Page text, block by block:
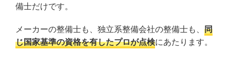
備士だけです。
メーカーの整備士も、独立系整備会社の整備士も、 同
じ国家基準の資格を有したプロが点検にあたります。